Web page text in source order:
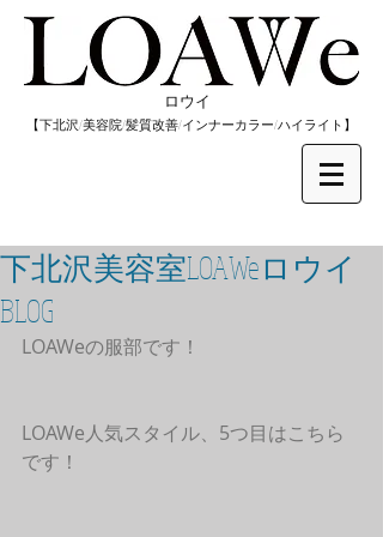
​ロウイ
​【下北沢/美容院/髪質改善/インナーカラー/​ハイライト】
下北沢美容室LOAWeロウイ
BLOG
LOAWeの服部です！
LOAWe人気スタイル、5つ目はこちら
です！